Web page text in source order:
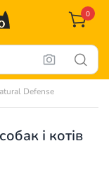
0
Defense
і котів